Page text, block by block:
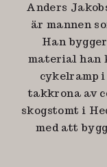
Anders
är mannen
Han
material han
cykelramp i
takkrona av
skogstomt i
med att